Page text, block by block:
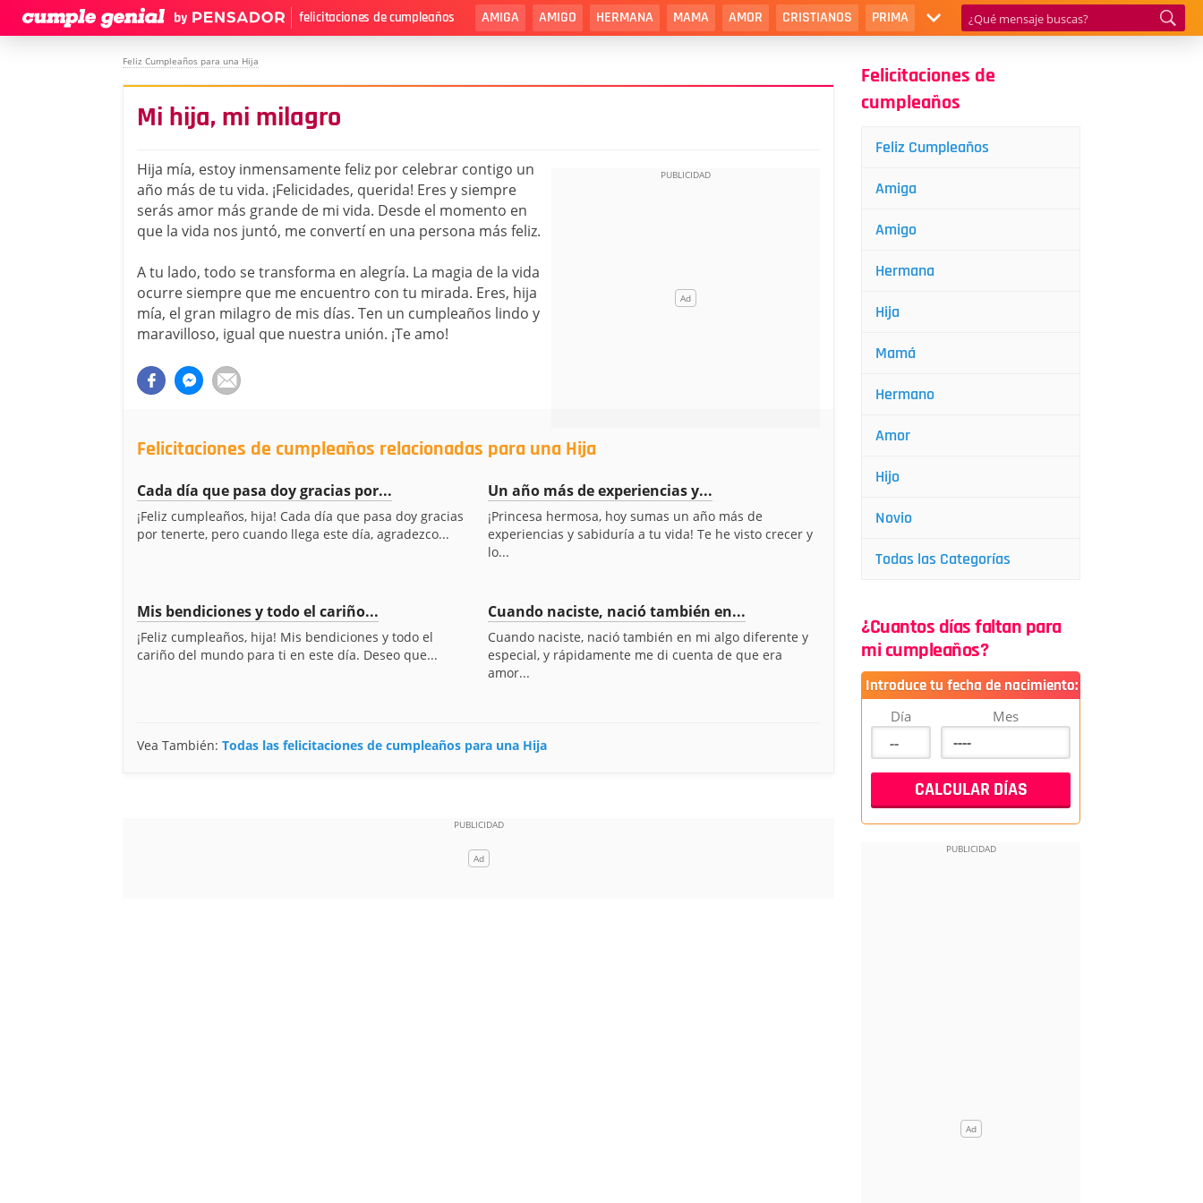
felicitaciones de cumpleaños AMIGA AMIGO HERMANA MAMA AMOR CRISTIANOS PRIMA
Feliz Cumpleaños para una Hija
Mi hija, mi milagro
Hija mía, estoy inmensamente feliz por celebrar contigo un
año más de tu vida. ¡Felicidades, querida! Eres y siempre
serás amor más grande de mi vida. Desde el momento en
que la vida nos juntó, me convertí en una persona más feliz.
A tu lado, todo se transforma en alegría. La magia de la vida
ocurre siempre que me encuentro con tu mirada. Eres, hija
mía, el gran milagro de mis días. Ten un cumpleaños lindo y
maravilloso, igual que nuestra unión. ¡Te amo!
Felicitaciones de cumpleaños relacionadas para una Hija
Cada día que pasa doy gracias por...
¡Feliz cumpleaños, hija! Cada día que pasa doy gracias
por tenerte, pero cuando llega este día, agradezco...
Un año más de experiencias y...
¡Princesa hermosa, hoy sumas un año más de
experiencias y sabiduría a tu vida! Te he visto crecer y
lo...
Mis bendiciones y todo el cariño...
¡Feliz cumpleaños, hija! Mis bendiciones y todo el
cariño del mundo para ti en este día. Deseo que...
Cuando naciste, nació también en...
Cuando naciste, nació también en mi algo diferente y
especial, y rápidamente me di cuenta de que era
amor...
Vea También: Todas las felicitaciones de cumpleaños para una Hija
Felicitaciones de
cumpleaños
Feliz Cumpleaños
Amiga
Amigo
Hermana
Hija
Mamá
Hermano
Amor
Hijo
Novio
Todas las Categorías
¿Cuantos días faltan para
mi cumpleaños?
Introduce tu fecha de nacimiento:
Día Mes